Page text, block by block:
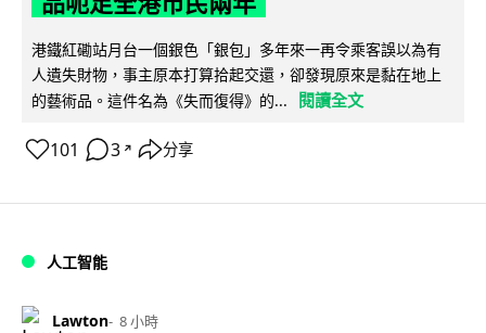
港鐵紅磡站月台一個銀色「銀包」多年來一再令乘客誤以為有
人遺失財物，事主原本打算拾起交還，卻發現原來是黏在地上
的藝術品。這件名為《失而復得》的...
閱讀全文
101 3 ↗ 分享
人工智能
Lawton 8 小時